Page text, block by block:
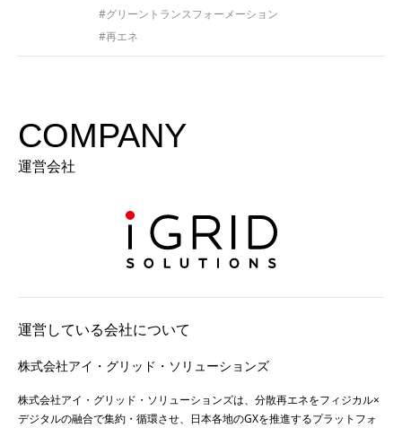
#グリーントランスフォーメーション
#再エネ
COMPANY
運営会社
運営している会社について
株式会社アイ・グリッド・ソリューションズ
株式会社アイ・グリッド・ソリューションズは、分散再エネをフィジカル×
デジタルの融合で集約・循環させ、日本各地のGXを推進するプラットフォ